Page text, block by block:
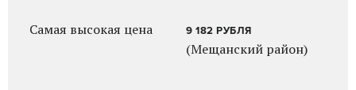
Самая высокая цена 9 182 РУБЛЯ
(Мещанский район)